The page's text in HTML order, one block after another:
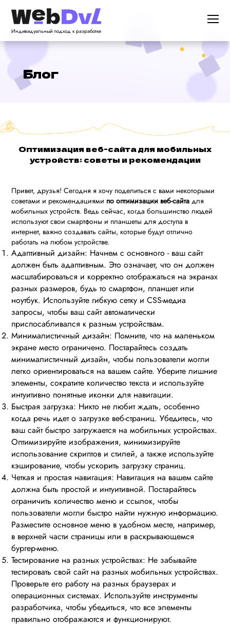
Индивидуальный подход к разработке
Блог
Оптимизация веб-сайта для мобильных
устройств: советы и рекомендации
Привет, друзья! Сегодня я хочу поделиться с вами некоторыми
советами и рекомендациями по оптимизации веб-сайта для
мобильных устройств. Ведь сейчас, когда большинство людей
используют свои смартфоны и планшеты для доступа в
интернет, важно создавать сайты, которые будут отлично
работать на любом устройстве.
Адаптивный дизайн: Начнем с основного - ваш сайт
должен быть адаптивным. Это означает, что он должен
масштабироваться и корректно отображаться на экранах
разных размеров, будь то смартфон, планшет или
ноутбук. Используйте гибкую сетку и CSS-медиа
запросы, чтобы ваш сайт автоматически
приспосабливался к разным устройствам.
Минималистичный дизайн: Помните, что на маленьком
экране место ограничено. Постарайтесь создать
минималистичный дизайн, чтобы пользователи могли
легко ориентироваться на вашем сайте. Уберите лишние
элементы, сократите количество текста и используйте
интуитивно понятные иконки для навигации.
Быстрая загрузка: Никто не любит ждать, особенно
когда речь идет о загрузке веб-страниц. Убедитесь, что
ваш сайт быстро загружается на мобильных устройствах.
Оптимизируйте изображения, минимизируйте
использование скриптов и стилей, а также используйте
кэширование, чтобы ускорить загрузку страниц.
Четкая и простая навигация: Навигация на вашем сайте
должна быть простой и интуитивной. Постарайтесь
ограничить количество меню и ссылок, чтобы
пользователи могли быстро найти нужную информацию.
Разместите основное меню в удобном месте, например,
в верхней части страницы или в раскрывающемся
бургер-меню.
Тестирование на разных устройствах: Не забывайте
тестировать свой сайт на разных мобильных устройствах.
Проверьте его работу на разных браузерах и
операционных системах. Используйте инструменты
разработчика, чтобы убедиться, что все элементы
правильно отображаются и функционируют.